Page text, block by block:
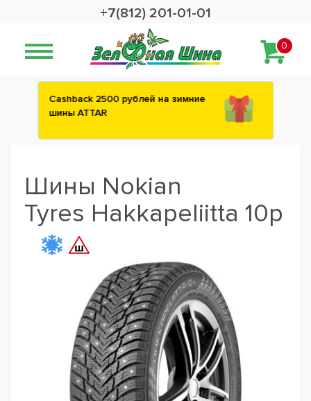
+7(812) 201-01-01
0
Сashback 2500 рублей на зимние
шины ATTAR
Шины Nokian
Tyres Hakkapeliitta 10p